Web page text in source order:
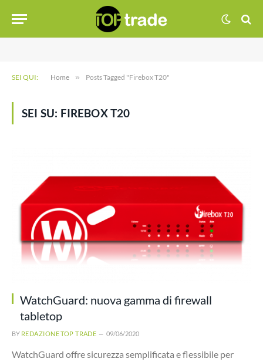
SEI QUI: Home » Posts Tagged "Firebox T20"
SEI SU: FIREBOX T20
WatchGuard: nuova gamma di firewall
tabletop
BY REDAZIONE TOP TRADE 09/06/2020
WatchGuard offre sicurezza semplificata e flessibile per